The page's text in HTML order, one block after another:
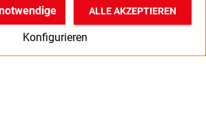
Konfigurieren
ALLE AKZEPTIEREN
v
Produkte
B